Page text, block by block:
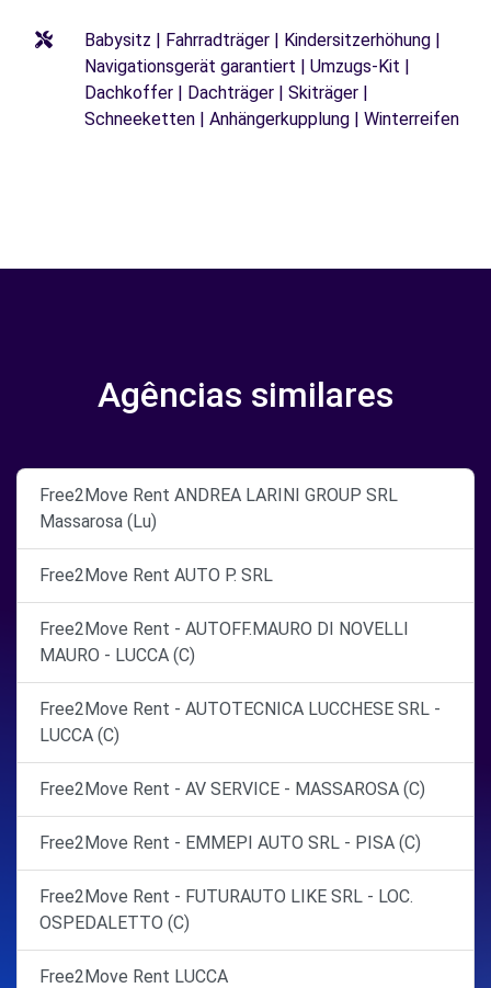
Babysitz | Fahrradträger | Kindersitzerhöhung |
Navigationsgerät garantiert | Umzugs-Kit |
Dachkoffer | Dachträger | Skiträger |
Schneeketten | Anhängerkupplung | Winterreifen
Agências similares
Free2Move Rent ANDREA LARINI GROUP SRL
Massarosa (Lu)
Free2Move Rent AUTO P. SRL
Free2Move Rent - AUTOFF.MAURO DI NOVELLI
MAURO - LUCCA (C)
Free2Move Rent - AUTOTECNICA LUCCHESE SRL -
LUCCA (C)
Free2Move Rent - AV SERVICE - MASSAROSA (C)
Free2Move Rent - EMMEPI AUTO SRL - PISA (C)
Free2Move Rent - FUTURAUTO LIKE SRL - LOC.
OSPEDALETTO (C)
Free2Move Rent LUCCA